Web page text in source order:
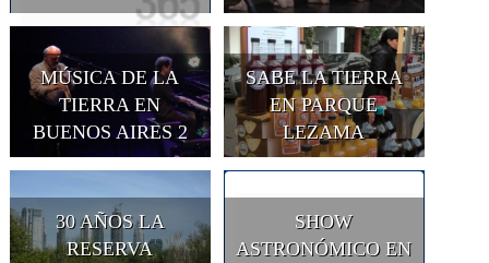
MÚSICA DE LA
TIERRA EN
BUENOS AIRES 2
SABE LA TIERRA
EN PARQUE
LEZAMA
30 AÑOS LA
RESERVA
SHOW
ASTRONÓMICO EN